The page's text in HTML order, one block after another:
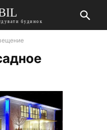
будинок